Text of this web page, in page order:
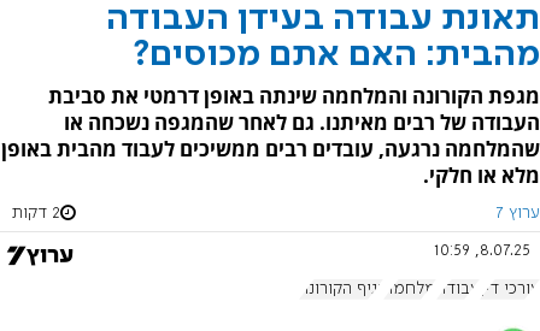
תאונת עבודה בעידן העבודה
מהבית: האם אתם מכוסים?
מגפת הקורונה והמלחמה שינתה באופן דרמטי את סביבת
העבודה של רבים מאיתנו. גם לאחר שהמגפה נשכחה או
שהמלחמה נרגעה, עובדים רבים ממשיכים לעבוד מהבית באופן
מלא או חלקי.
ערוץ 7 2 דקות
8.07.25, 10:59
עורכי דין עבודה מלחמה נגיף הקורונה